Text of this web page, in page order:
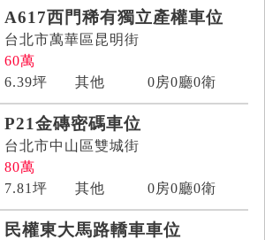
A617西門稀有獨立產權車位
台北市萬華區昆明街
60萬
6.39坪 其他 0房0廳0衛
P21金磚密碼車位
台北市中山區雙城街
80萬
7.81 坪 其他 0房0廳0衛
民權東大馬路轎車車位